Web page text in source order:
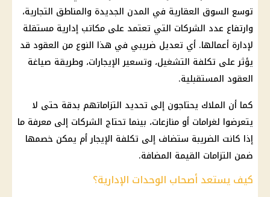
توسع السوق العقارية في المدن الجديدة والمناطق التجارية،
وارتفاع عدد الشركات التي تعتمد على مكاتب إدارية مستقلة
لإدارة أعمالها. أي تعديل ضريبي في هذا النوع من العقود قد
يؤثر على تكلفة التشغيل، وتسعير الإيجارات، وطريقة صياغة
العقود المستقبلية.
كما أن الملاك يحتاجون إلى تحديد التزاماتهم بدقة حتى لا
يتعرضوا لغرامات أو منازعات، بينما تحتاج الشركات إلى معرفة ما
إذا كانت الضريبة ستضاف إلى تكلفة الإيجار أم يمكن خصمها
ضمن التزامات القيمة المضافة.
كيف يستعد أصحاب الوحدات الإدارية؟